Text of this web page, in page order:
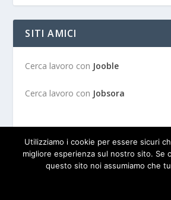
SITI AMICI
Cerca lavoro con Jooble
Cerca lavoro con Jobsora
Utilizziamo i cookie per essere sicuri
migliore esperienza sul nostro sito. Se
questo sito noi assumiamo che